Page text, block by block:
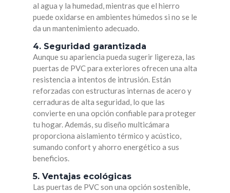
al agua y la humedad, mientras que el hierro
puede oxidarse en ambientes húmedos si no se le
da un mantenimiento adecuado.
4. Seguridad garantizada
Aunque su apariencia pueda sugerir ligereza, las
puertas de PVC para exteriores ofrecen una alta
resistencia a intentos de intrusión. Están
reforzadas con estructuras internas de acero y
cerraduras de alta seguridad, lo que las
convierte en una opción confiable para proteger
tu hogar. Además, su diseño multicámara
proporciona aislamiento térmico y acústico,
sumando confort y ahorro energético a sus
beneficios.
5. Ventajas ecológicas
Las puertas de PVC son una opción sostenible,